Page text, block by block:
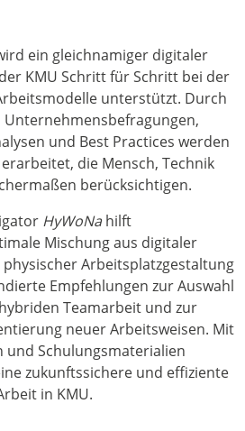
ein gleichnamiger digitaler
KMU Schritt für Schritt bei der
unterstützt. Durch
und Best Practices werden
die Mensch, Technik
berücksichtigen.
HyWoNahilft
Mischung aus digitaler
Arbeitsplatzgestaltung
Empfehlungen zur Auswahl
Teamarbeit und zur
neuer Arbeitsweisen. Mit
und Schulungsmaterialien
zukunftssichere und effiziente
in KMU.